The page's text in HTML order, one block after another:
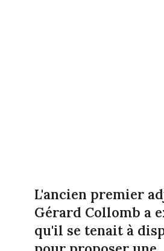
L'ancien premier
Gérard Collomb a
qu'il se tenait à